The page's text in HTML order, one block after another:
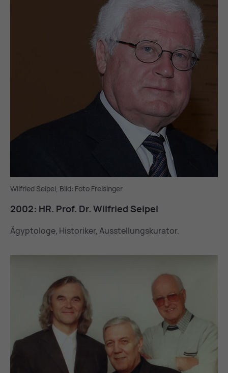
Wilfried Seipel, Bild: Foto Freisinger
2002: HR. Prof. Dr. Wil­fried Sei­pel
Ägyptologe, Historiker, Ausstellungskurator.